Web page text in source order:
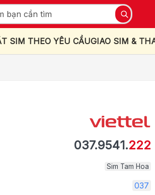
SIM THEO YÊU CẦUGIAO SIM &
037.9541.222
Sim Tam Hoa
037